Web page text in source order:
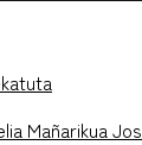
Mañarikua